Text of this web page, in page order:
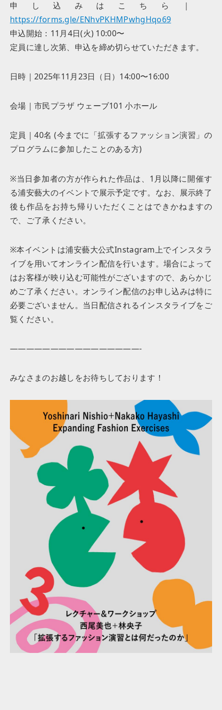
申し込みはこちら｜
https://forms.gle/ENhvPKHMPwhgHqo69
申込開始：11月4日(火) 10:00〜
定員に達し次第、申込を締め切らせていただきます。
日時｜2025年11月23日（日）14:00〜16:00
会場｜市民プラザ ウェーブ101 小ホール
定員｜40名 (今までに「拡張するファッション演習」の
プログラムに参加したことのある方)
※当日参加者の方が作られた作品は、1月以降に開催す
る浦安藝大のイベントで展示予定です。なお、展示終了
後も作品をお持ち帰りいただくことはできかねますの
で、ご了承ください。
※本イベントは浦安藝大公式Instagram上でインスタラ
イブを用いてオンライン配信を行います。場合によって
はお客様が映り込む可能性がございますので、あらかじ
めご了承ください。オンライン配信のお申し込みは特に
必要ございません。当日配信されるインスタライブをご
覧ください。
————————————————-
みなさまのお越しをお待ちしております！